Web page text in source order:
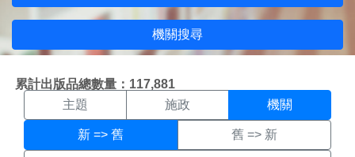
機關搜尋
累計出版品總數量：117,881
機關搜尋結果頁面
主題 施政 機關
新 => 舊 舊 => 新